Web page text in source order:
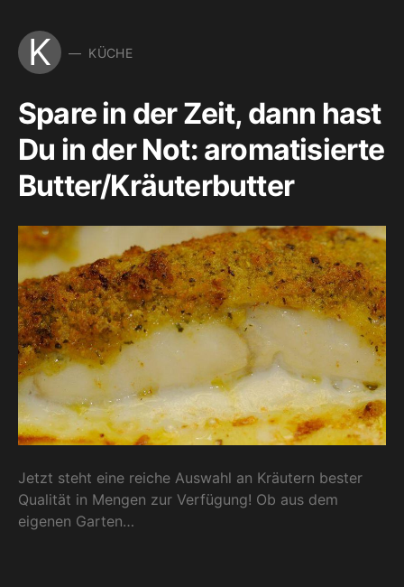
K KÜCHE
Spare in der Zeit, dann hast
Du in der Not: aromatisierte
Butter/Kräuterbutter
Jetzt steht eine reiche Auswahl an Kräutern bester
Qualität in Mengen zur Verfügung! Ob aus dem
eigenen Garten…